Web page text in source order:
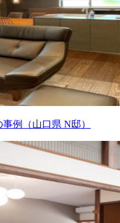
例（山口県 N邸）